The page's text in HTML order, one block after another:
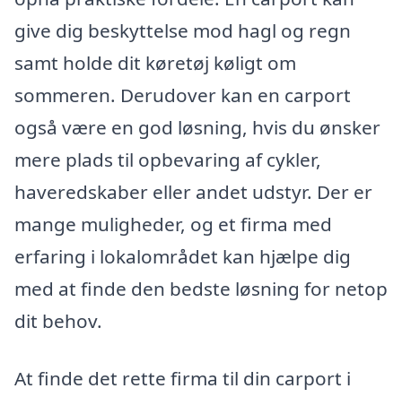
give dig beskyttelse mod hagl og regn
samt holde dit køretøj køligt om
sommeren. Derudover kan en carport
også være en god løsning, hvis du ønsker
mere plads til opbevaring af cykler,
haveredskaber eller andet udstyr. Der er
mange muligheder, og et firma med
erfaring i lokalområdet kan hjælpe dig
med at finde den bedste løsning for netop
dit behov.
At finde det rette firma til din carport i